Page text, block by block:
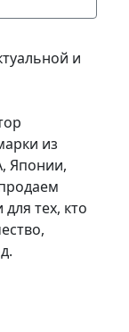
и
из
Японии,
тех, кто